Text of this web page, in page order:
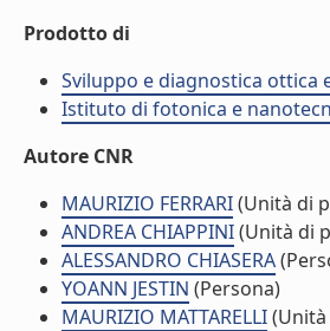
Prodotto di
Sviluppo e diagnostica ottica
Istituto di fotonica e
Autore CNR
MAURIZIO FERRARI(Unità di
ANDREA CHIAPPINI(Unità di
ALESSANDRO CHIASERA
YOANN JESTIN (Persona)
MAURIZIO MATTARELLI